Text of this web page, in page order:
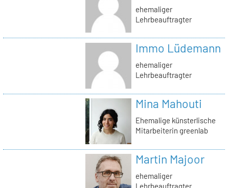
ehemaliger
Lehrbeauftragter
Immo Lüdemann
ehemaliger
Lehrbeauftragter
Mina Mahouti
Ehemalige künsterlische
Mitarbeiterin greenlab
Martin Majoor
ehemaliger